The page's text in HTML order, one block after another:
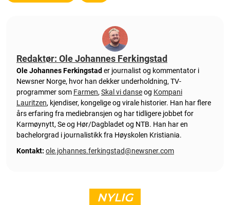
Redaktør: Ole Johannes Ferkingstad
Ole Johannes Ferkingstad er journalist og kommentator i
Newsner Norge, hvor han dekker underholdning, TV-
programmer som Farmen, Skal vi danseog Kompani
Lauritzen, kjendiser, kongelige og virale historier. Han har flere
års erfaring fra mediebransjen og har tidligere jobbet for
Karmøynytt, Se og Hør/Dagbladet og NTB. Han har en
bachelorgrad i journalistikk fra Høyskolen Kristiania.
Kontakt: ole.johannes.ferkingstad@newsner.com
NYLIG